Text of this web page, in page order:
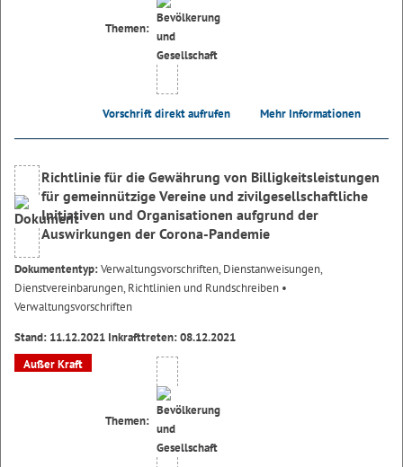
Themen:
Vorschrift direkt aufrufen Mehr Informationen
Richtlinie für die Gewährung von Billigkeitsleistungen
für gemeinnützige Vereine und zivilgesellschaftliche
Initiativen und Organisationen aufgrund der
Auswirkungen der Corona-Pandemie
Dokumententyp:Verwaltungsvorschriften, Dienstanweisungen,
Dienstvereinbarungen, Richtlinien und Rundschreiben •
Verwaltungsvorschriften
Stand: 11.12.2021 Inkrafttreten: 08.12.2021
Außer Kraft
Themen: